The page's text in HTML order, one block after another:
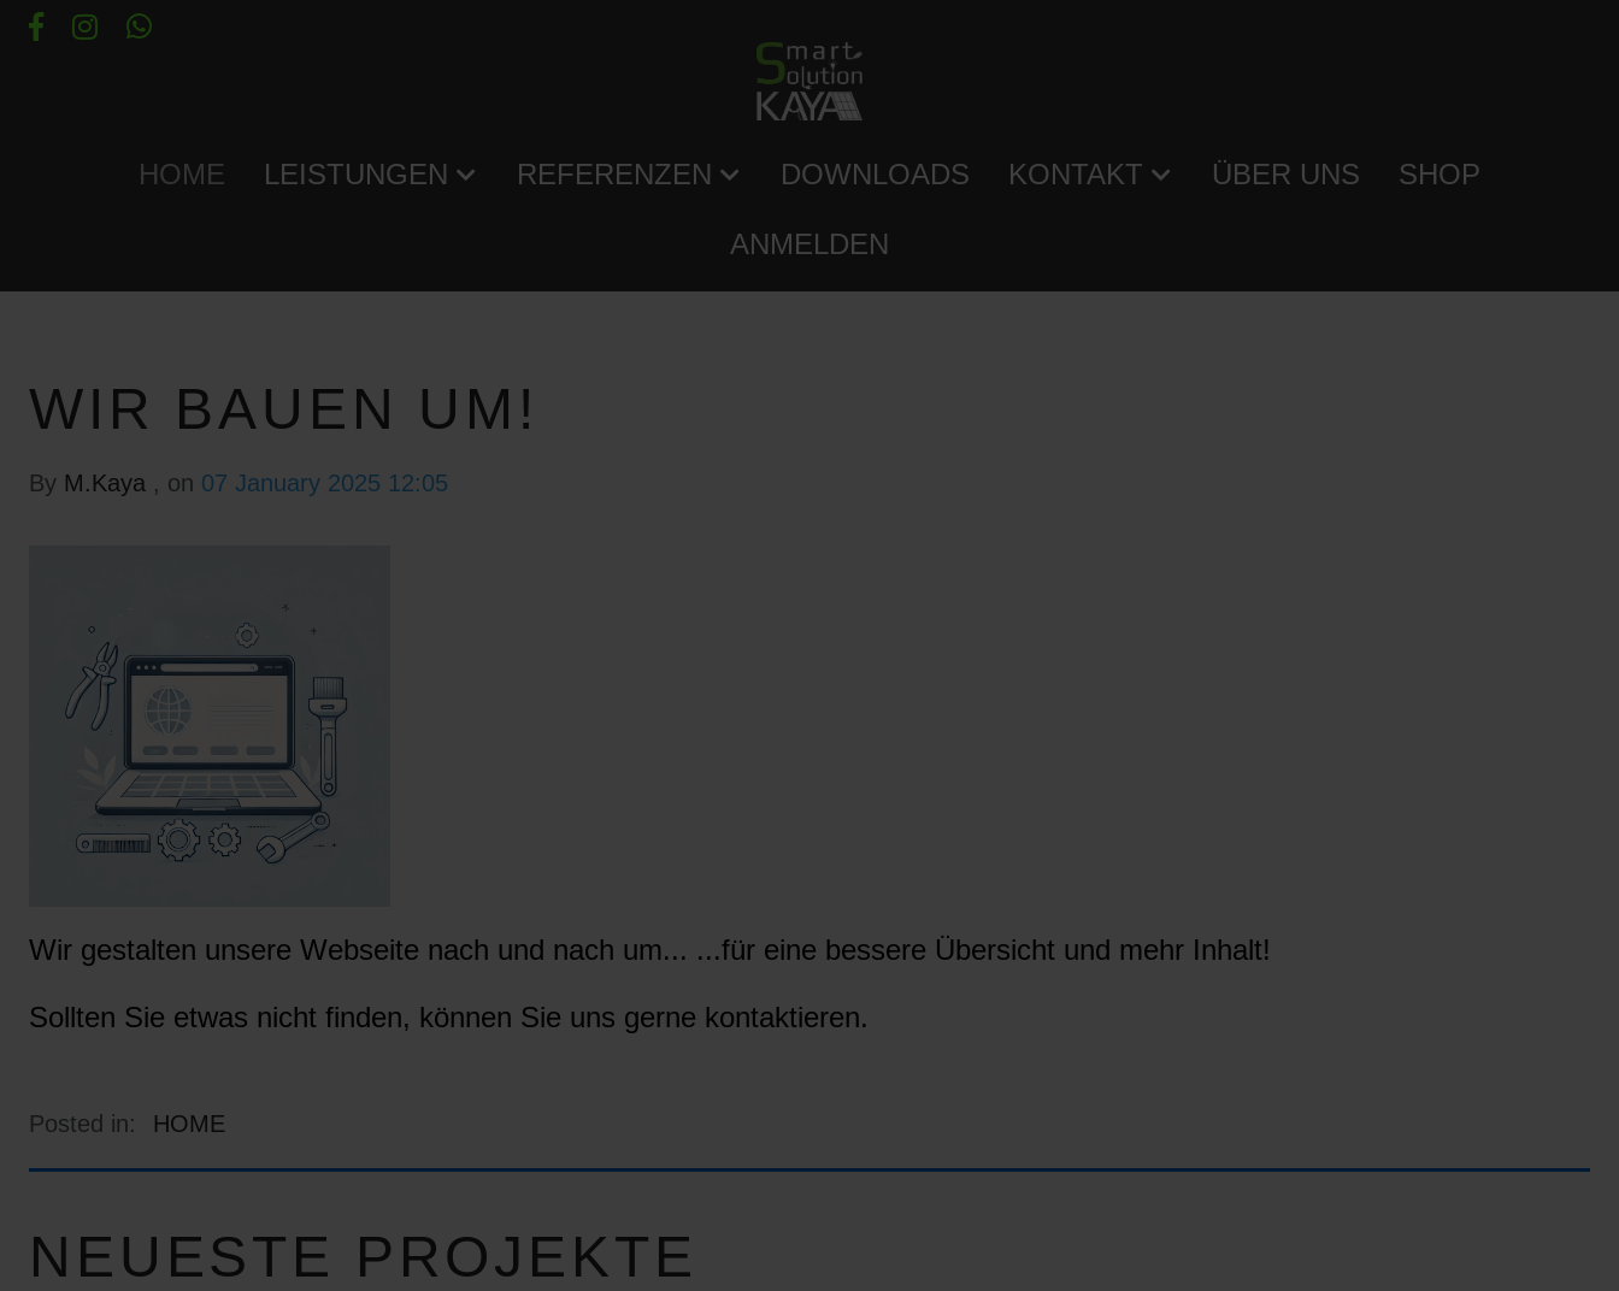
HOME LEISTUNGEN REFERENZEN DOWNLOADS KONTAKT ÜBER UNS SHOP
ANMELDEN
WIR BAUEN UM!
By M.Kaya , on 07 January 2025 12:05
Wir gestalten unsere Webseite nach und nach um... ...für eine bessere Übersicht und mehr Inhalt!
Sollten Sie etwas nicht finden, können Sie uns gerne kontaktieren.
Posted in: HOME
NEUESTE PROJEKTE